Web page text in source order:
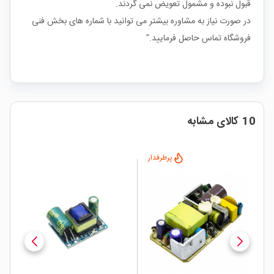
قبول نبوده و مشمول تعویض نمی گردند.
در صورت نیاز به مشاوره بیشتر می توانید با شماره های بخش فنی
فروشگاه تماس حاصل فرمایید."
10 کالای مشابه
پرطرفدار